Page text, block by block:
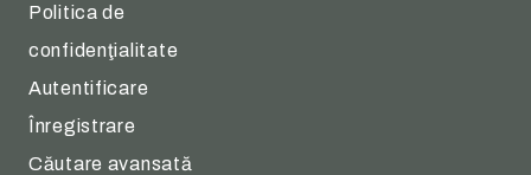
Politica de
confidenţialitate
Autentificare
Înregistrare
Căutare avansată